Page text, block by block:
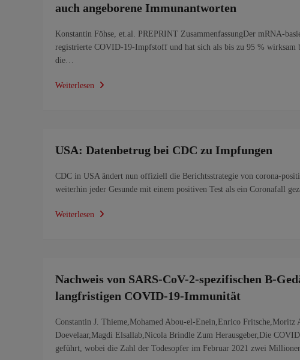
auch angeborene Immunantworten
Konstantin Föhse, et.al. PREPRINT ZusammenfassungDer mRNA-
registrierte COVID-19-Impfstoff und hat sich als bis zu 95 %
die…
Weiterlesen
USA: Datenbetrug bei CDC zu Impfungen
CDC in USA ändert nun offiziell die Berichtsstrategie von corona-
weiterhin jeder Gesunde mit einem positiven Test als ein Coronafall
Weiterlesen
Nachweis von SARS-CoV-2-spezifischen B-
langfristigen COVID-19-Immunität
Constantin J. Thieme,Mohamed Abou-el-Enein,Enrico
Doevelaar,Magdi Elsallab,Nicola Brindle Zum Herausgeber,Die
geführt, wobei die Zahl der Todesopfer im Februar 2021 zwei